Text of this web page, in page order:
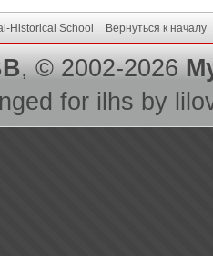
Historical School Вернуться к началу
, © 2002-2026
for ilhs by